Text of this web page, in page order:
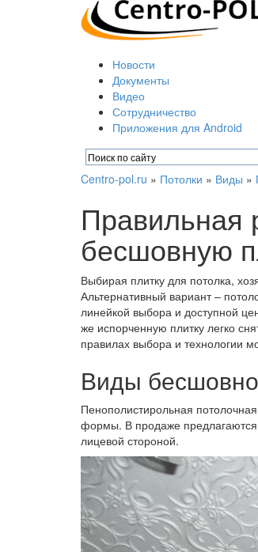
Новости
Документы
Видео
Сотрудничество
Приложения для Android
Centro-pol.ru » Потолки » Виды »
Правильная
бесшовную
Выбирая плитку для потолка,
Альтернативный вариант –
линейкой выбора и доступной
же испорченную плитку легко
правилах выбора и технологии
Виды
Пенополистирольная
формы. В продаже предлагаются
лицевой стороной.